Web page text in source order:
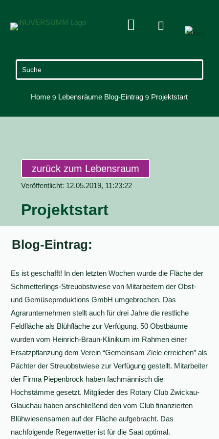
 
Home 9 Lebensräume Blog-Eintrag 9 Projektstart
zurück zum Lebensraum
Veröffentlicht: 12.05.2019, 11:23:22
Projektstart
Blog-Eintrag:
Es ist geschafft! In den letzten Wochen wurde die Fläche der
Schmetterlings-Streuobstwiese von Mitarbeitern der Obst-
und Gemüseproduktions GmbH umgebrochen. Das
Agrarunternehmen stellt auch für drei Jahre die restliche
Feldfläche als Blühfläche zur Verfügung. 50 Obstbäume
wurden vom Heinrich-Braun-Klinikum im Rahmen einer
Ersatzpflanzung dem Verein “Gemeinsam Ziele erreichen” als
Pächter der Streuobstwiese zur Verfügung gestellt. Mitarbeiter
der Firma Piepenbrock haben fachmännisch die
Hochstämme gesetzt. Mitglieder des Rotary Club Zwickau-
Glauchau haben anschließend den vom Club finanzierten
Blühwiesensamen auf der Fläche aufgebracht. Das
nachfolgende Regenwetter ist für die Saat optimal.